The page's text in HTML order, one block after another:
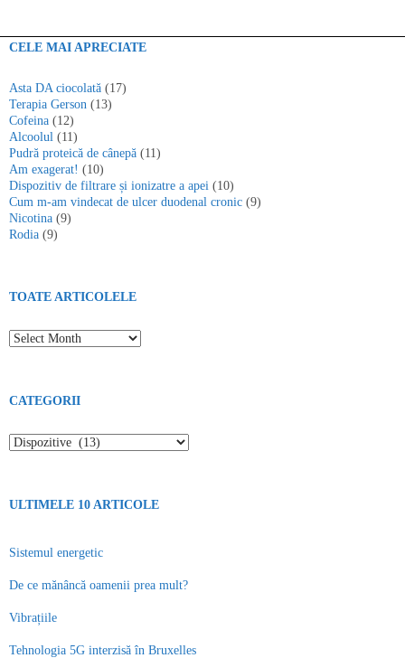
CELE MAI APRECIATE
Asta DA ciocolată (17)
Terapia Gerson (13)
Cofeina (12)
Alcoolul (11)
Pudră proteică de cânepă (11)
Am exagerat! (10)
Dispozitiv de filtrare și ionizatre a apei (10)
Cum m-am vindecat de ulcer duodenal cronic (9)
Nicotina (9)
Rodia (9)
TOATE ARTICOLELE
Toate articolele
CATEGORII
Categorii
ULTIMELE 10 ARTICOLE
Sistemul energetic
De ce mănâncă oamenii prea mult?
Vibrațiile
Tehnologia 5G interzisă în Bruxelles